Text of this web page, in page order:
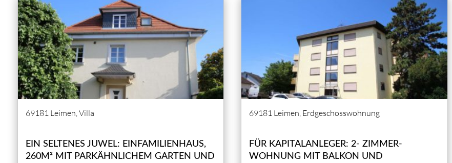
69181 Leimen, Villa
EIN SELTENES JUWEL: EINFAMILIENHAUS,
260M² MIT PARKÄHNLICHEM GARTEN UND
69181 Leimen, Erdgeschosswohnung
FÜR KAPITALANLEGER: 2- ZIMMER-
WOHNUNG MIT BALKON UND